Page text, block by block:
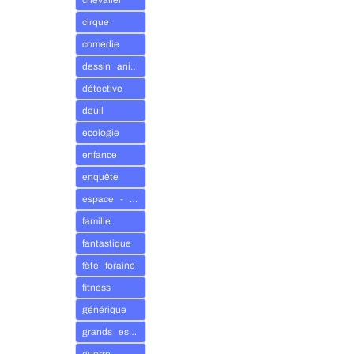
cirque
comedie
dessin animé
détective
deuil
ecologie
enfance
enquête
espace - univers
famille
fantastique
fête foraine
fitness
générique
grands espaces